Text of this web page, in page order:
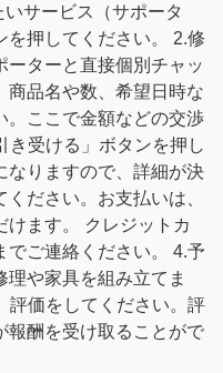
サービス（サポータ
を押してください。 2.修
ーターと直接個別チャッ
商品名や数、希望日時な
。ここで金額などの交渉
き受ける」ボタンを押し
なりますので、詳細が決
ださい。お支払いは、
けます。 クレジットカ
でご連絡ください。 4.予
や家具を組み立てま
評価をしてください。評
報酬を受け取ることがで